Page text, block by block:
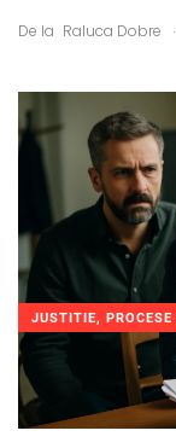
De la Raluca Dobre .
JUSTITIE,